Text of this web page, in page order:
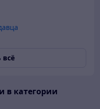
всё
в категории